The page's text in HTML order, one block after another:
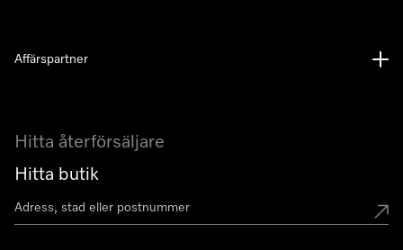
Hitta återförsäljare
Hitta butik
Affärspartner